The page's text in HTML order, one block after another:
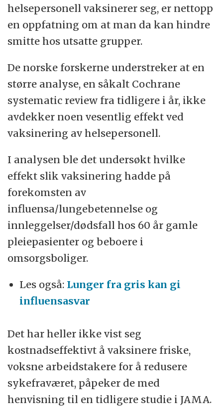
helsepersonell vaksinerer seg, er nettopp
en oppfatning om at man da kan hindre
smitte hos utsatte grupper.
De norske forskerne understreker at en
større analyse, en såkalt Cochrane
systematic review fra tidligere i år, ikke
avdekker noen vesentlig effekt ved
vaksinering av helsepersonell.
I analysen ble det undersøkt hvilke
effekt slik vaksinering hadde på
forekomsten av
influensa/lungebetennelse og
innleggelser/dødsfall hos 60 år gamle
pleiepasienter og beboere i
omsorgsboliger.
Les også: Lunger fra gris kan gi
influensasvar
Det har heller ikke vist seg
kostnadseffektivt å vaksinere friske,
voksne arbeidstakere for å redusere
sykefraværet, påpeker de med
henvisning til en tidligere studie i JAMA.